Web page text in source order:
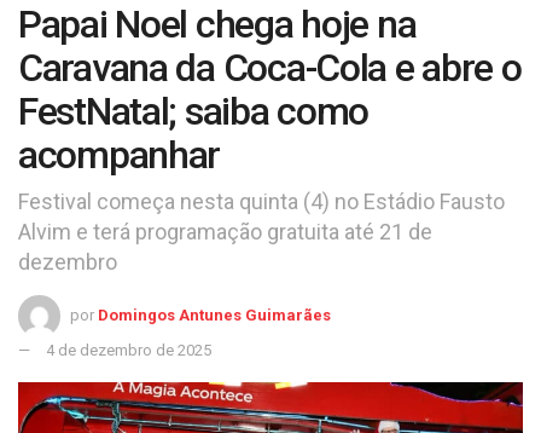
Papai Noel chega hoje na
Caravana da Coca-Cola e abre o
FestNatal; saiba como
acompanhar
Festival começa nesta quinta (4) no Estádio Fausto
Alvim e terá programação gratuita até 21 de
dezembro
por Domingos Antunes Guimarães
4 de dezembro de 2025